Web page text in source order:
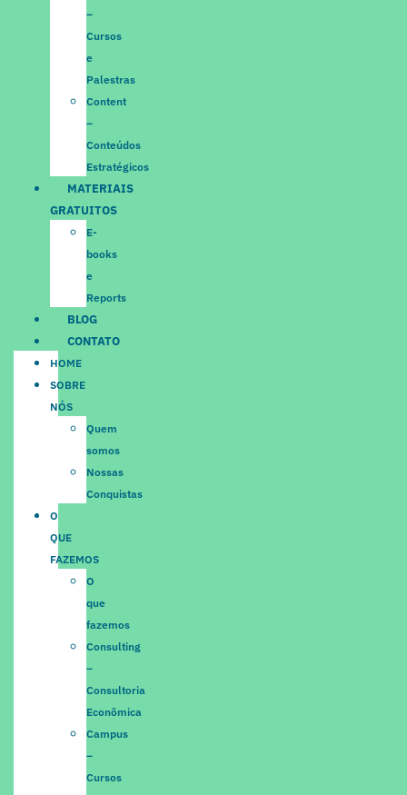
–
Cursos
e
Palestras
Content
–
Conteúdos
Estratégicos
MATERIAIS
GRATUITOS
E-
books
e
Reports
BLOG
CONTATO
HOME
SOBRE
NÓS
Quem
somos
Nossas
Conquistas
O
QUE
FAZEMOS
O
que
fazemos
Consulting
–
Consultoria
Econômica
Campus
–
Cursos